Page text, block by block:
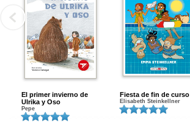
El primer invierno de
Ulrika y Oso
Pepe
Fiesta de fin de curso
Elisabeth Steinkellner